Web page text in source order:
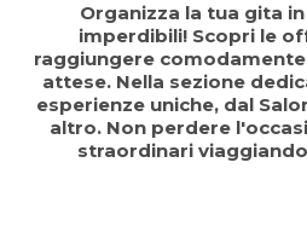
Organizza la tua gita
imperdibili! Scopri le
raggiungere
attese. Nella sezione
esperienze uniche, dal
altro. Non perdere
straordinari